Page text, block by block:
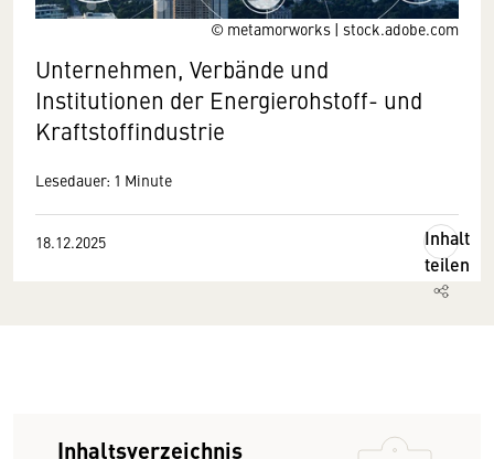
© metamorworks | stock.adobe.com
Unternehmen, Verbände und
Institutionen der Energierohstoff- und
Kraftstoffindustrie
Lesedauer: 1 Minute
18.12.2025
Inhalt
teilen
Inhaltsverzeichnis